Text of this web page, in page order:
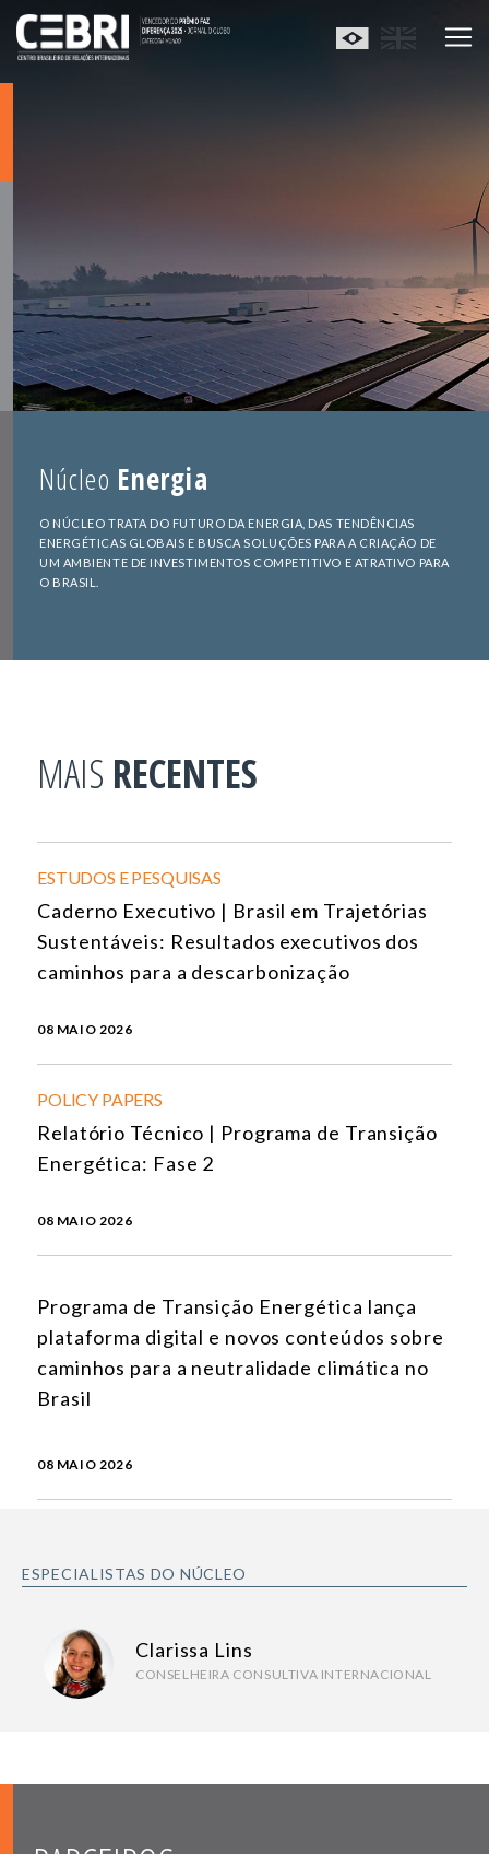
Núcleo Energia
O NÚCLEO TRATA DO FUTURO DA ENERGIA, DAS TENDÊNCIAS
ENERGÉTICAS GLOBAIS E BUSCA SOLUÇÕES PARA A CRIAÇÃO DE
UM AMBIENTE DE INVESTIMENTOS COMPETITIVO E ATRATIVO PARA
O BRASIL.
MAIS RECENTES
ESTUDOS E PESQUISAS
Caderno Executivo | Brasil em Trajetórias
Sustentáveis: Resultados executivos dos
caminhos para a descarbonização
08 MAIO 2026
POLICY PAPERS
Relatório Técnico | Programa de Transição
Energética: Fase 2
08 MAIO 2026
Programa de Transição Energética lança
plataforma digital e novos conteúdos sobre
caminhos para a neutralidade climática no
Brasil
08 MAIO 2026
ESPECIALISTAS DO NÚCLEO
Clarissa Lins
CONSELHEIRA CONSULTIVA INTERNACIONAL